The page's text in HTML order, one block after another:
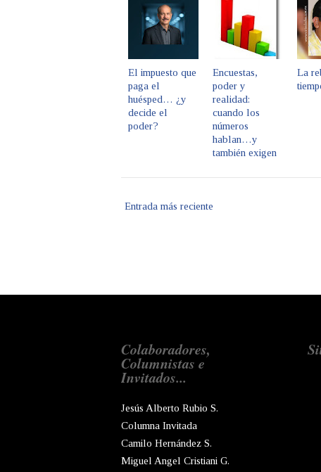
El impuesto que
paga el
huésped… ¿y
decide el
poder?
Encuestas,
poder y
realidad:
cuando los
números
hablan…y
también exigen
La
Entrada más reciente
Colaboradores,
Columnistas e
Invitados...
Jesús Alberto Rubio S.
Columna Invitada
Camilo Hernández S.
Miguel Angel Cristiani G.